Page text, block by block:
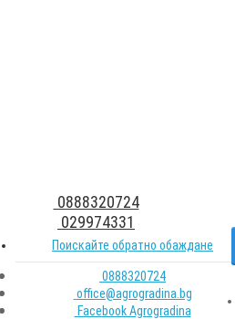
0888320724
029974331
Поискайте обратно обаждане
0888320724
office@agrogradina.bg
Facebook Agrogradina